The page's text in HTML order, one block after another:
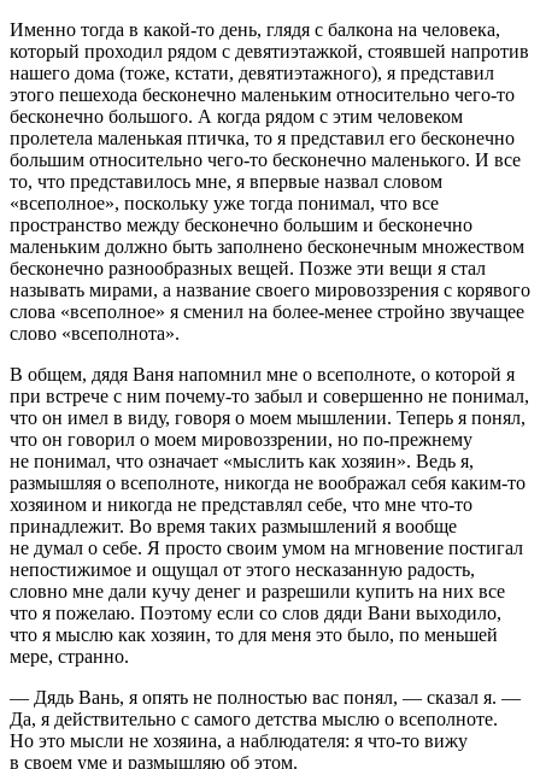
Именно тогда в какой-то день, глядя с балкона на человека,
который проходил рядом с девятиэтажкой, стоявшей напротив
нашего дома (тоже, кстати, девятиэтажного), я представил
этого пешехода бесконечно маленьким относительно чего-то
бесконечно большого. А когда рядом с этим человеком
пролетела маленькая птичка, то я представил его бесконечно
большим относительно чего-то бесконечно маленького. И все
то, что представилось мне, я впервые назвал словом
«всеполное», поскольку уже тогда понимал, что все
пространство между бесконечно большим и бесконечно
маленьким должно быть заполнено бесконечным множеством
бесконечно разнообразных вещей. Позже эти вещи я стал
называть мирами, а название своего мировоззрения с корявого
слова «всеполное» я сменил на более-менее стройно звучащее
слово «всеполнота».
В общем, дядя Ваня напомнил мне о всеполноте, о которой я
при встрече с ним почему-то забыл и совершенно не понимал,
что он имел в виду, говоря о моем мышлении. Теперь я понял,
что он говорил о моем мировоззрении, но по-прежнему
не понимал, что означает «мыслить как хозяин». Ведь я,
размышляя о всеполноте, никогда не воображал себя каким-то
хозяином и никогда не представлял себе, что мне что-то
принадлежит. Во время таких размышлений я вообще
не думал о себе. Я просто своим умом на мгновение постигал
непостижимое и ощущал от этого несказанную радость,
словно мне дали кучу денег и разрешили купить на них все
что я пожелаю. Поэтому если со слов дяди Вани выходило,
что я мыслю как хозяин, то для меня это было, по меньшей
мере, странно.
— Дядь Вань, я опять не полностью вас понял, — сказал я. —
Да, я действительно с самого детства мыслю о всеполноте.
Но это мысли не хозяина, а наблюдателя: я что-то вижу
в своем уме и размышляю об этом.